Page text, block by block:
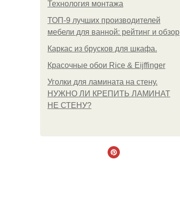
Технология монтажа
ТОП-9 лучших производителей
мебели для ванной: рейтинг и обзор
Каркас из брусков для шкафа.
Красочные обои Rice & Eijffinger
Уголки для ламината на стену.
НУЖНО ЛИ КРЕПИТЬ ЛАМИНАТ
НЕ СТЕНУ?